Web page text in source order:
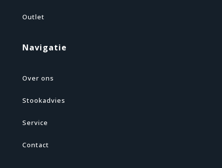
Outlet
Navigatie
Over ons
Stookadvies
Service
Contact